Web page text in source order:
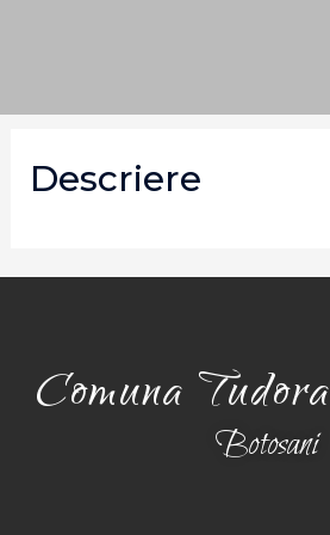
Descriere
Comuna Tudora
Botosani